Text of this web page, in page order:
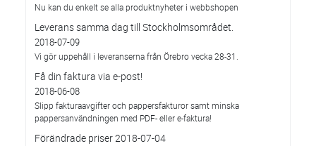
Nu kan du enkelt se alla produktnyheter i webbshopen
Leverans samma dag till Stockholmsområdet.
2018-07-09
Vi gör uppehåll i leveranserna från Örebro vecka 28-31.
Få din faktura via e-post!
2018-06-08
Slipp fakturaavgifter och pappersfakturor samt minska
pappersanvändningen med PDF- eller e-faktura!
Förändrade priser 2018-07-04